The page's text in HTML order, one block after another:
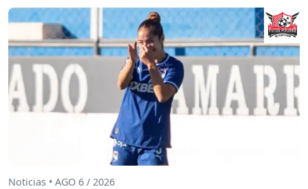
Noticias • AGO 6 / 2026